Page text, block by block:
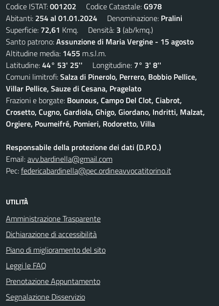
Codice ISTAT:001202 Codice Catastale:G978
Abitanti: 254 al 01.01.2024 Denominazione: Pralini
Superficie: 72,61 Kmq. Densità: 3 (ab/kmq.)
Santo patrono:Assunzione di Maria Vergine - 15 agosto
Altitudine media: 1455 m.s.l.m.
Latitudine:44° 53' 25'' Longitudine: 7° 3' 8''
Comuni limitrofi:Salza di Pinerolo, Perrero, Bobbio Pellice,
Villar Pellice, Sauze di Cesana, Pragelato
Frazioni e borgate: Bounous, Campo Del Clot, Ciabrot,
Crosetto, Cugno, Gardiola, Ghigo, Giordano, Indritti, Malzat,
Orgiere, Poumeifré, Pomieri, Rodoretto, Villa
Responsabile della protezione dei dati (D.P.O.)
Email:avv.bardinella@gmail.com
Pec:federicabardinella@pec.ordineavvocatitorino.it
UTILITÀ
Amministrazione Trasparente
Dichiarazione di accessibilità
Piano di miglioramento del sito
Leggi le FAQ
Prenotazione Appuntamento
Segnalazione Disservizio